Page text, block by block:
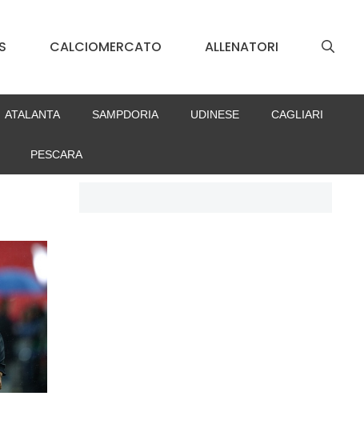
CALCIOMERCATO ALLENATORI
ATALANTA SAMPDORIA UDINESE CAGLIARI
PESCARA